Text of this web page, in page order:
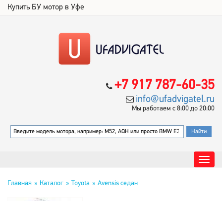
Купить БУ мотор в Уфе
+7 917 787-60-35
info@ufadvigatel.ru
Мы работаем с 8:00 до 20:00
Главная Каталог Toyota Avensis седан